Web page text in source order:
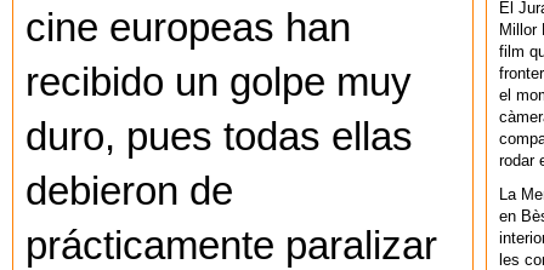
cine europeas han
recibido un golpe muy
duro, pues todas ellas
debieron de
prácticamente paralizar
El
Millor
film
el
rodar
La
en
les